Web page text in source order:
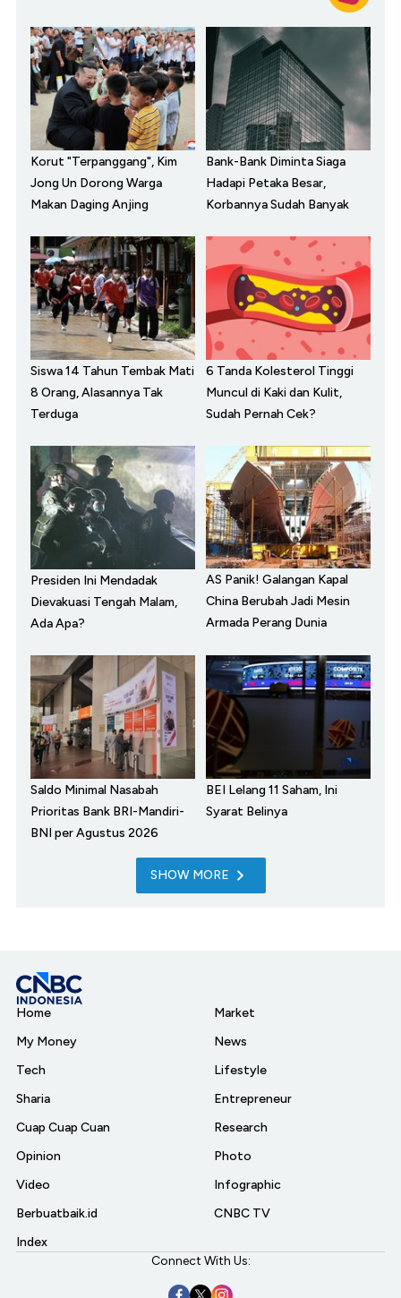
Korut "Terpanggang", Kim
Jong Un Dorong Warga
Makan Daging Anjing
Bank-Bank Diminta Siaga
Hadapi Petaka Besar,
Korbannya Sudah Banyak
Siswa 14 Tahun Tembak Mati
8 Orang, Alasannya Tak
Terduga
6 Tanda Kolesterol Tinggi
Muncul di Kaki dan Kulit,
Sudah Pernah Cek?
Presiden Ini Mendadak
Dievakuasi Tengah Malam,
Ada Apa?
AS Panik! Galangan Kapal
China Berubah Jadi Mesin
Armada Perang Dunia
Saldo Minimal Nasabah
Prioritas Bank BRI-Mandiri-
BNI per Agustus 2026
BEI Lelang 11 Saham, Ini
Syarat Belinya
SHOW MORE
Home
My Money
Tech
Sharia
Cuap Cuap Cuan
Opinion
Video
Berbuatbaik.id
Index
Market
News
Lifestyle
Entrepreneur
Research
Photo
Infographic
CNBC TV
Connect With Us: